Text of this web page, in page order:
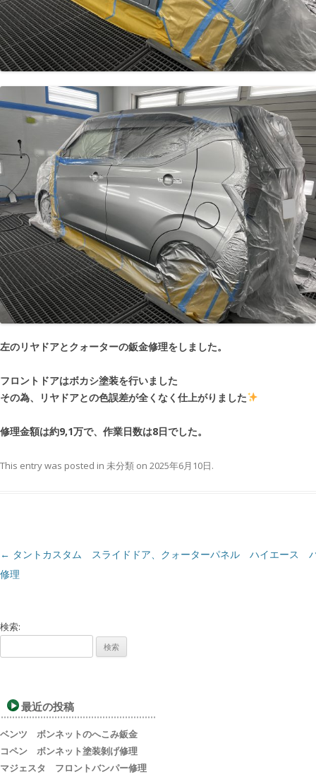
左のリヤドアとクォーターの鈑金修理をしました。
フロントドアはボカシ塗装を行いました
その為、リヤドアとの色誤差が全くなく仕上がりました
修理金額は約9,1万で、作業日数は8日でした。
This entry was posted in 未分類 on 2025年6月10日.
Post navigation
← タントカスタム スライドドア、クォーターパネル
修理
ハイエース
検索:
最近の投稿
ベンツ ボンネットのへこみ鈑金
コペン ボンネット塗装剝げ修理
マジェスタ フロントバンパー修理